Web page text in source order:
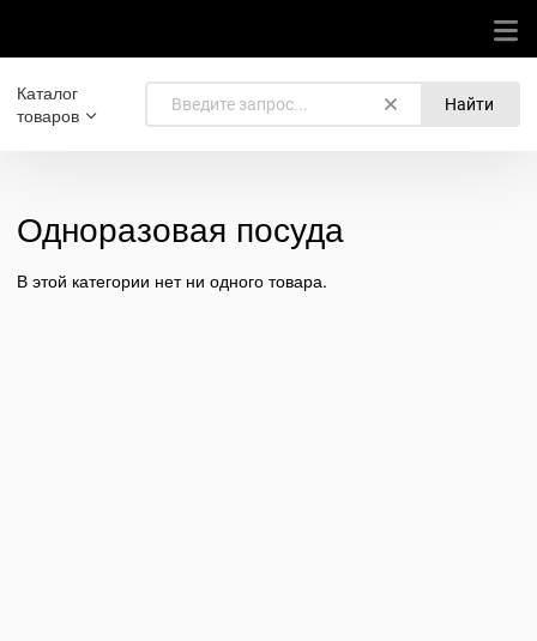
Каталог
товаров
Найти
Одноразовая посуда
В этой категории нет ни одного товара.